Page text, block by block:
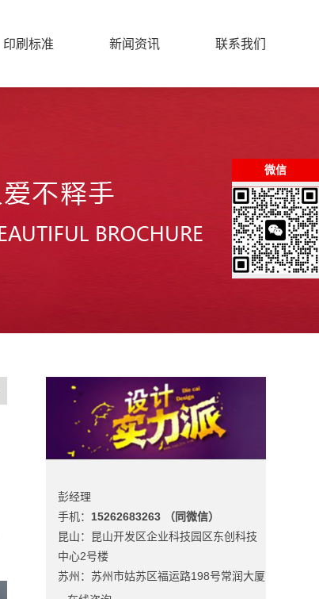
印刷标准 新闻资讯 联系我们
彭经理
手机： 15262683263 （同微信）
昆山：昆山开发区企业科技园区东创科技
中心2号楼
苏州：苏州市姑苏区福运路198号常润大厦
微信